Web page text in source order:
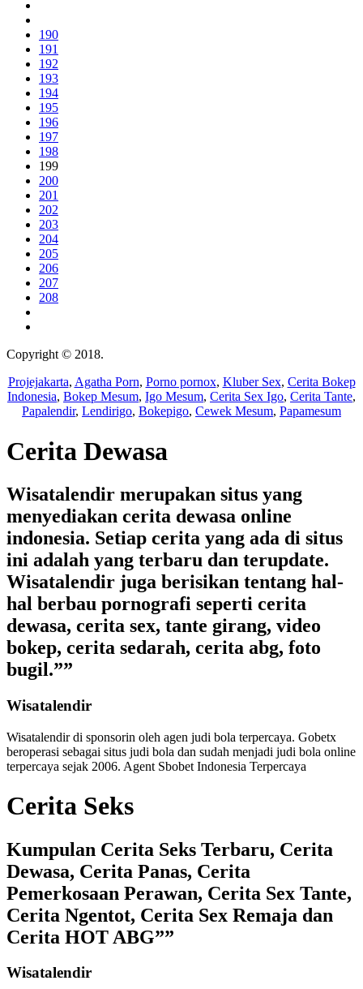
190
191
192
193
194
195
196
197
198
199
200
201
202
203
204
205
206
207
208
Copyright © 2018.
Projejakarta, Agatha Porn, Porno pornox, Kluber Sex, Cerita Bokep
Indonesia, Bokep Mesum, Igo Mesum, Cerita Sex Igo, Cerita Tante,
Papalendir, Lendirigo, Bokepigo, Cewek Mesum, Papamesum
Cerita Dewasa
Wisatalendir merupakan situs yang
menyediakan cerita dewasa online
indonesia. Setiap cerita yang ada di situs
ini adalah yang terbaru dan terupdate.
Wisatalendir juga berisikan tentang hal-
hal berbau pornografi seperti cerita
dewasa, cerita sex, tante girang, video
bokep, cerita sedarah, cerita abg, foto
bugil.””
Wisatalendir
Wisatalendir di sponsorin oleh agen judi bola terpercaya. Gobetx
beroperasi sebagai situs judi bola dan sudah menjadi judi bola online
terpercaya sejak 2006. Agent Sbobet Indonesia Terpercaya
Cerita Seks
Kumpulan Cerita Seks Terbaru, Cerita
Dewasa, Cerita Panas, Cerita
Pemerkosaan Perawan, Cerita Sex Tante,
Cerita Ngentot, Cerita Sex Remaja dan
Cerita HOT ABG””
Wisatalendir